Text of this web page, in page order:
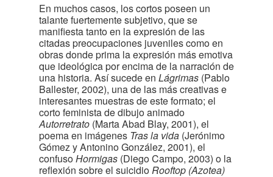
En muchos casos, los cortos poseen un
talante fuertemente subjetivo, que se
manifiesta tanto en la expresión de las
citadas preocupaciones juveniles como en
obras donde prima la expresión más emotiva
que ideológica por encima de la narración de
una historia. Así sucede en Lágrimas (Pablo
Ballester, 2002), una de las más creativas e
interesantes muestras de este formato; el
corto feminista de dibujo animado
Autorretrato (Marta Abad Blay, 2001), el
poema en imágenes Tras la vida (Jerónimo
Gómez y Antonino González, 2001), el
confusoHormigas (Diego Campo, 2003) o la
reflexión sobre el suicidio Rooftop (Azotea)